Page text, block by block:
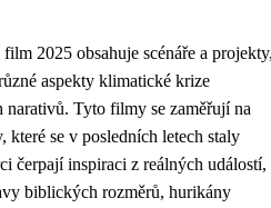
2025 obsahuje scénáře a
aspekty klimatické krize
Tyto filmy se zaměřují na
které se v posledních letech staly
čerpají inspiraci z reálných událostí,
biblických rozměrů, hurikány